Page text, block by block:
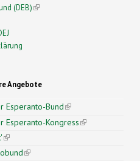
(DEB)(link is external)
Angebote
Esperanto-Bund(link is
external)
Esperanto-Kongress(link is
(link is external)
(link is external)